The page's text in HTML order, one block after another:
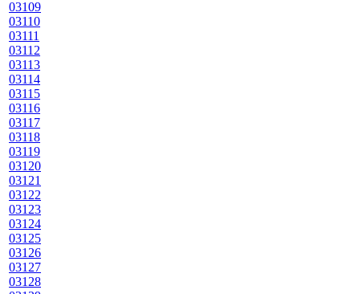
03109
03110
03111
03112
03113
03114
03115
03116
03117
03118
03119
03120
03121
03122
03123
03124
03125
03126
03127
03128